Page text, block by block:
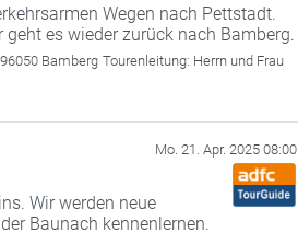
Wegen nach Pettstadt.
es wieder zurück nach Bamberg.
Bamberg Tourenleitung: Herrn und Frau
Mo. 21. Apr. 2025 08:00
Wir werden neue
Baunach kennenlernen.